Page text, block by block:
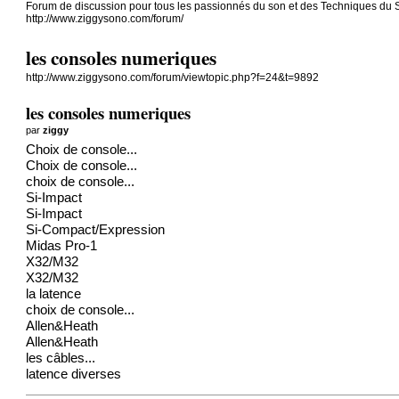
Forum de discussion pour tous les passionnés du son et des Techniques du
http://www.ziggysono.com/forum/
les consoles numeriques
http://www.ziggysono.com/forum/viewtopic.php?f=24&t=9892
les consoles numeriques
parziggy
Choix de console...
Choix de console...
choix de console...
Si-Impact
Si-Impact
Si-Compact/Expression
Midas Pro-1
X32/M32
X32/M32
la latence
choix de console...
Allen&Heath
Allen&Heath
les câbles...
latence diverses